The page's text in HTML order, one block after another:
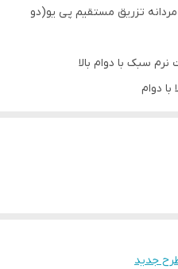
تزریق مستقیم پی یو(دو
سبک با دوام بالا
دوام
جدید